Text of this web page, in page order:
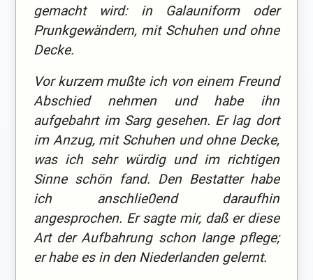
gemacht wird: in Galauniform oder
Prunkgewändern, mit Schuhen und ohne
Decke.
Vor kurzem mußte ich von einem Freund
Abschied nehmen und habe ihn
aufgebahrt im Sarg gesehen. Er lag dort
im Anzug, mit Schuhen und ohne Decke,
was ich sehr würdig und im richtigen
Sinne schön fand. Den Bestatter habe
ich anschlie0end daraufhin
angesprochen. Er sagte mir, daß er diese
Art der Aufbahrung schon lange pflege;
er habe es in den Niederlanden gelernt.